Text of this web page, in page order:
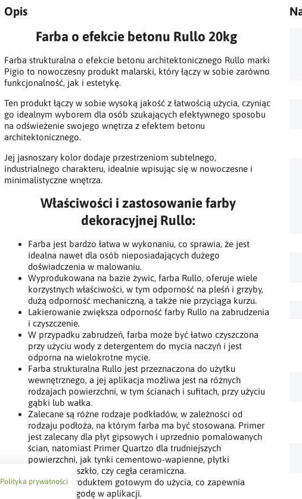
Polityka prywatności
Opis
Farba o efekcie betonu Rullo 20kg
Farba strukturalna o efekcie betonu architektonicznego Rullo marki
Pigio to nowoczesny produkt malarski, który łączy w sobie zarówno
funkcjonalność, jak i estetykę.
Ten produkt łączy w sobie wysoką jakość z łatwością użycia, czyniąc
go idealnym wyborem dla osób szukających efektywnego sposobu
na odświeżenie swojego wnętrza z efektem betonu
architektonicznego.
Jej jasnoszary kolor dodaje przestrzeniom subtelnego,
industrialnego charakteru, idealnie wpisując się w nowoczesne i
minimalistyczne wnętrza.
Właściwości i zastosowanie farby
dekoracyjnej Rullo:
Farba jest bardzo łatwa w wykonaniu, co sprawia, że jest
idealna nawet dla osób nieposiadających dużego
doświadczenia w malowaniu.
Wyprodukowana na bazie żywic, farba Rullo, oferuje wiele
korzystnych właściwości, w tym odporność na pleśń i grzyby,
dużą odporność mechaniczną, a także nie przyciąga kurzu.
Lakierowanie zwiększa odporność farby Rullo na zabrudzenia
i czyszczenie.
W przypadku zabrudzeń, farba może być łatwo czyszczona
przy użyciu wody z detergentem do mycia naczyń i jest
odporna na wielokrotne mycie.
Farba strukturalna Rullo jest przeznaczona do użytku
wewnętrznego, a jej aplikacja możliwa jest na różnych
rodzajach powierzchni, w tym ścianach i sufitach, przy użyciu
gąbki lub wałka.
Zalecane są różne rodzaje podkładów, w zależności od
rodzaju podłoża, na którym farba ma być stosowana. Primer
jest zalecany dla płyt gipsowych i uprzednio pomalowanych
ścian, natomiast Primer Quartzo dla trudniejszych
powierzchni, jak tynki cementowo-wapienne, płytki
ceramiczne, szkło, czy cegła ceramiczna.
Farba jest produktem gotowym do użycia, co zapewnia
łatwość i wygodę w aplikacji​​​​.